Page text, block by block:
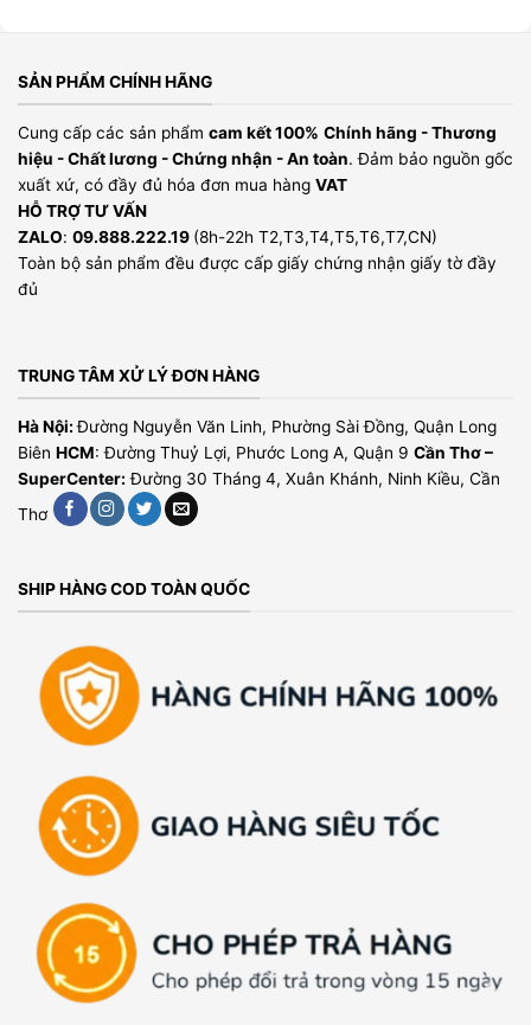
SẢN PHẨM CHÍNH HÃNG
Cung cấp các sản phẩm cam kết 100% Chính hãng - Thương
hiệu - Chất lương - Chứng nhận - An toàn. Đảm bảo nguồn gốc
xuất xứ, có đầy đủ hóa đơn mua hàng VAT
HỖ TRỢ TƯ VẤN
ZALO: 09.888.222.19 (8h-22h T2,T3,T4,T5,T6,T7,CN)
Toàn bộ sản phẩm đều được cấp giấy chứng nhận giấy tờ đầy
đủ
TRUNG TÂM XỬ LÝ ĐƠN HÀNG
Hà Nội:Đường Nguyễn Văn Linh, Phường Sài Đồng, Quận Long
Biên HCM: Đường Thuỷ Lợi, Phước Long A, Quận 9 Cần Thơ –
SuperCenter: Đường 30 Tháng 4, Xuân Khánh, Ninh Kiều, Cần
Thơ
SHIP HÀNG COD TOÀN QUỐC